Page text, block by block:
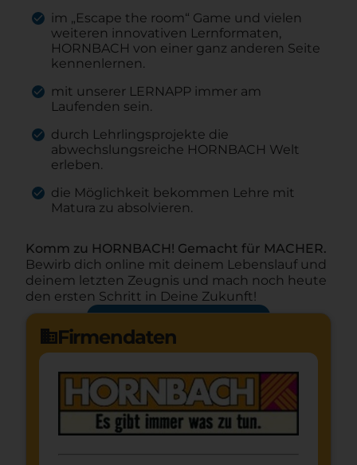
im „Escape the room“ Game und vielen
weiteren innovativen Lernformaten,
HORNBACH von einer ganz anderen Seite
kennenlernen.
mit unserer LERNAPP immer am
Laufenden sein.
durch Lehrlingsprojekte die
abwechslungsreiche HORNBACH Welt
erleben.
die Möglichkeit bekommen Lehre mit
Matura zu absolvieren.
Komm zu HORNBACH! Gemacht für MACHER.
Bewirb dich online mit deinem Lebenslauf und
deinem letzten Zeugnis und mach noch heute
den ersten Schritt in Deine Zukunft!
domainFirmendaten